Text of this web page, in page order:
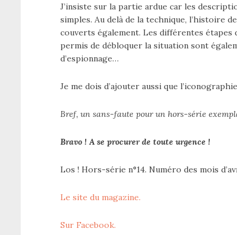
J’insiste sur la partie ardue car les
simples. Au delà de la technique, l’histoire
couverts également. Les différentes
permis de débloquer la situation sont
d’espionnage…
Je me dois d’ajouter aussi que
Bref, un sans-faute pour un hors-série
Bravo ! A se procurer de toute urgence !
Los ! Hors-série n°14. Numéro des mois
Le site du magazine.
Sur Facebook.